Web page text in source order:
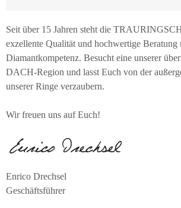
Seit über 15 Jahren steht die
exzellente Qualität und hochwertige Beratung
Diamantkompetenz. Besucht eine unserer
DACH-Region und lasst Euch von der
unserer Ringe verzaubern.
Wir freuen uns auf Euch!
Enrico Drechsel
Geschäftsführer